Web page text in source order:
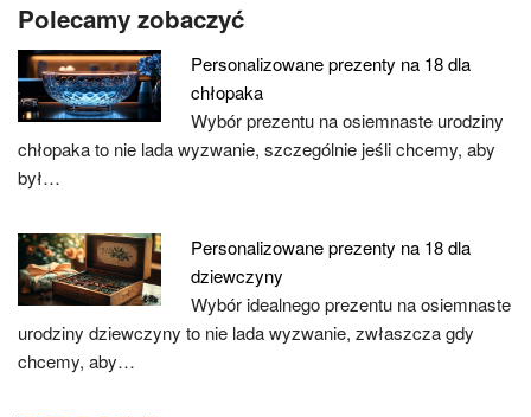
Polecamy zobaczyć
Personalizowane prezenty na 18 dla
chłopaka
Wybór prezentu na osiemnaste urodziny
chłopaka to nie lada wyzwanie, szczególnie jeśli chcemy, aby
był…
Personalizowane prezenty na 18 dla
dziewczyny
Wybór idealnego prezentu na osiemnaste
urodziny dziewczyny to nie lada wyzwanie, zwłaszcza gdy
chcemy, aby…